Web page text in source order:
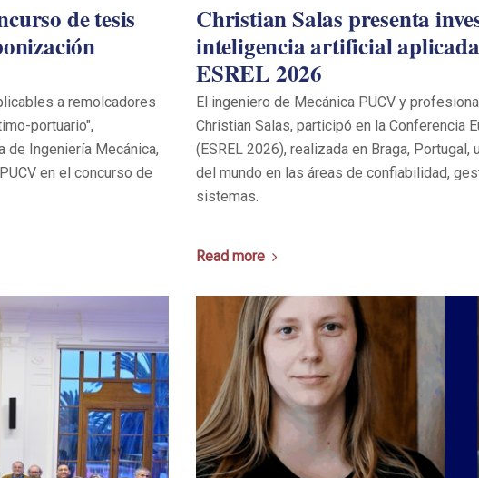
de tesis
a remolcadores
portuario",
de Ingeniería Mecánica,
en el concurso de
Christian Salas presenta
inteligencia artificial
ESREL 2026
El ingeniero de Mecánica PUCV y
Christian Salas, participó en la Conferencia
(ESREL 2026), realizada en Braga,
del mundo en las áreas de confiabilidad,
sistemas.
Read more